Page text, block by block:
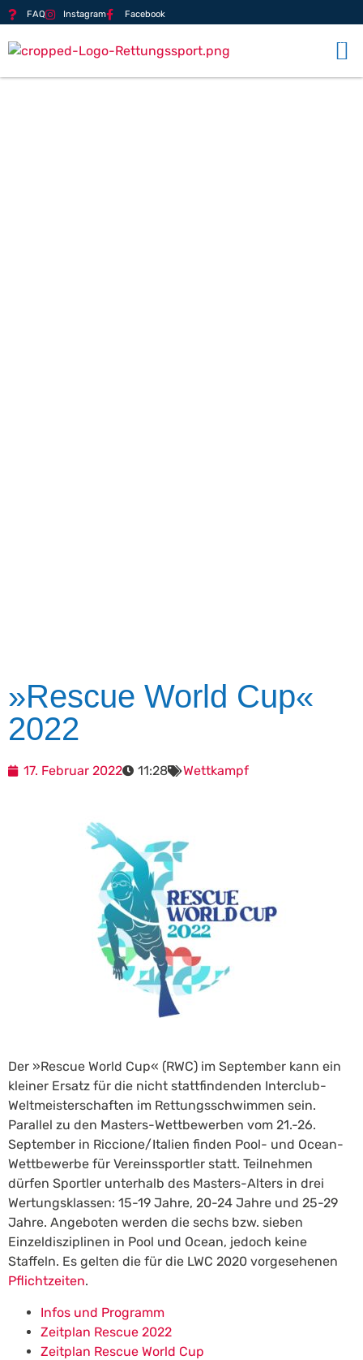
FAQ Instagram Facebook
»Rescue World Cup«
2022
17. Februar 2022 11:28 Wettkampf
Der »Rescue World Cup« (RWC) im September kann ein
kleiner Ersatz für die nicht stattfindenden Interclub-
Weltmeisterschaften im Rettungsschwimmen sein.
Parallel zu den Masters-Wettbewerben vom 21.-26.
September in Riccione/Italien finden Pool- und Ocean-
Wettbewerbe für Vereinssportler statt. Teilnehmen
dürfen Sportler unterhalb des Masters-Alters in drei
Wertungsklassen: 15-19 Jahre, 20-24 Jahre und 25-29
Jahre. Angeboten werden die sechs bzw. sieben
Einzeldisziplinen in Pool und Ocean, jedoch keine
Staffeln. Es gelten die für die LWC 2020 vorgesehenen
Pflichtzeiten.
Infos und Programm
Zeitplan Rescue 2022
Zeitplan Rescue World Cup